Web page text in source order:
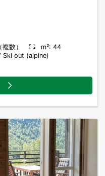
数）
m²: 44
Ski out (alpine)